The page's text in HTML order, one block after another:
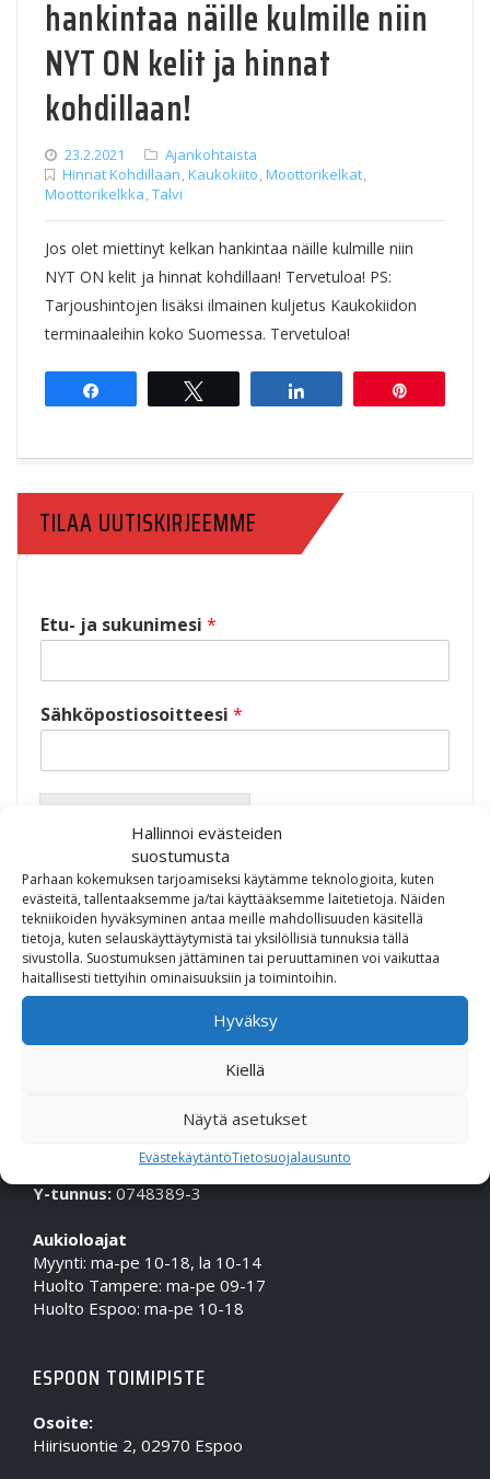
Hallinnoi evästeiden
suostumusta
Parhaan kokemuksen tarjoamiseksi käytämme teknologioita, kuten
evästeitä, tallentaaksemme ja/tai käyttääksemme laitetietoja. Näiden
tekniikoiden hyväksyminen antaa meille mahdollisuuden käsitellä
tietoja, kuten selauskäyttäytymistä tai yksilöllisiä tunnuksia tällä
sivustolla. Suostumuksen jättäminen tai peruuttaminen voi vaikuttaa
haitallisesti tiettyihin ominaisuuksiin ja toimintoihin.
Hyväksy
Kiellä
Näytä asetukset
EvästekäytäntöTietosuojalausunto
hankintaa näille kulmille niin
NYT ON kelit ja hinnat
kohdillaan!
23.2.2021
Ajankohtaista
Hinnat Kohdillaan Kaukokiito Moottorikelkat
Moottorikelkka Talvi
Jos olet miettinyt kelkan hankintaa näille kulmille niin
NYT ON kelit ja hinnat kohdillaan! Tervetuloa! PS:
Tarjoushintojen lisäksi ilmainen kuljetus Kaukokiidon
terminaaleihin koko Suomessa. Tervetuloa!
TILAA UUTISKIRJEEMME
Etu- ja sukunimesi *
Sähköpostiosoitteesi *
Puhelin (Vaihde): 010 617 0600
etunimi.sukunimi@rmheino.fi
Y-tunnus: 0748389-3
Aukioloajat
Myynti: ma-pe 10-18, la 10-14
Huolto Tampere: ma-pe 09-17
Huolto Espoo: ma-pe 10-18
ESPOON TOIMIPISTE
Osoite:
Hiirisuontie 2, 02970 Espoo